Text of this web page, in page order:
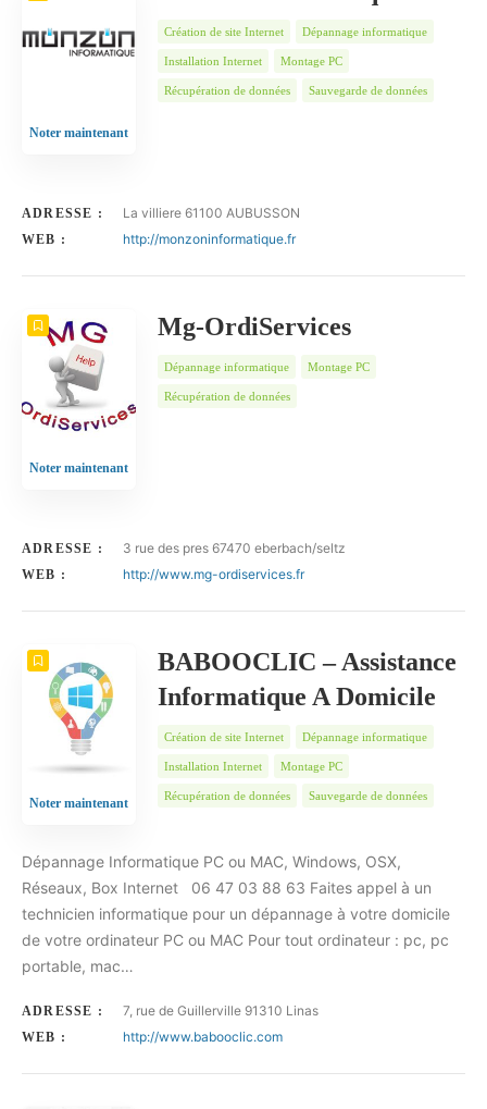
Noter maintenant
Création de site Internet Dépannage informatique
Installation Internet Montage PC
Récupération de données Sauvegarde de données
ADRESSE : La villiere 61100 AUBUSSON
WEB : http://monzoninformatique.fr
Noter maintenant
Mg-OrdiServices
Dépannage informatique Montage PC
Récupération de données
ADRESSE : 3 rue des pres 67470 eberbach/seltz
WEB : http://www.mg-ordiservices.fr
Noter maintenant
BABOOCLIC – Assistance
Informatique A Domicile
Création de site Internet Dépannage informatique
Installation Internet Montage PC
Récupération de données Sauvegarde de données
Dépannage Informatique PC ou MAC, Windows, OSX,
Réseaux, Box Internet 06 47 03 88 63 Faites appel à un
technicien informatique pour un dépannage à votre domicile
de votre ordinateur PC ou MAC Pour tout ordinateur : pc, pc
portable, mac…
ADRESSE : 7, rue de Guillerville 91310 Linas
WEB : http://www.babooclic.com